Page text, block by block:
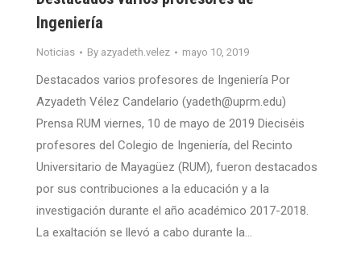
Ingeniería
Noticias By azyadeth.velez mayo 10, 2019
Destacados varios profesores de Ingeniería Por
Azyadeth Vélez Candelario (yadeth@uprm.edu)
Prensa RUM viernes, 10 de mayo de 2019 Dieciséis
profesores del Colegio de Ingeniería, del Recinto
Universitario de Mayagüez (RUM), fueron destacados
por sus contribuciones a la educación y a la
investigación durante el año académico 2017-2018.
La exaltación se llevó a cabo durante la…